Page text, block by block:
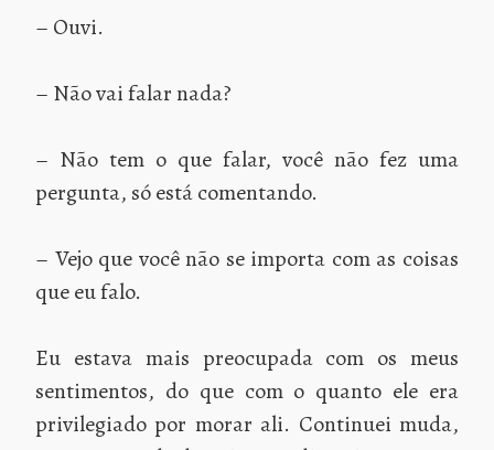
– Ouvi.
– Não vai falar nada?
– Não tem o que falar, você não fez uma
pergunta, só está comentando.
– Vejo que você não se importa com as coisas
que eu falo.
Eu estava mais preocupada com os meus
sentimentos, do que com o quanto ele era
privilegiado por morar ali. Continuei muda,